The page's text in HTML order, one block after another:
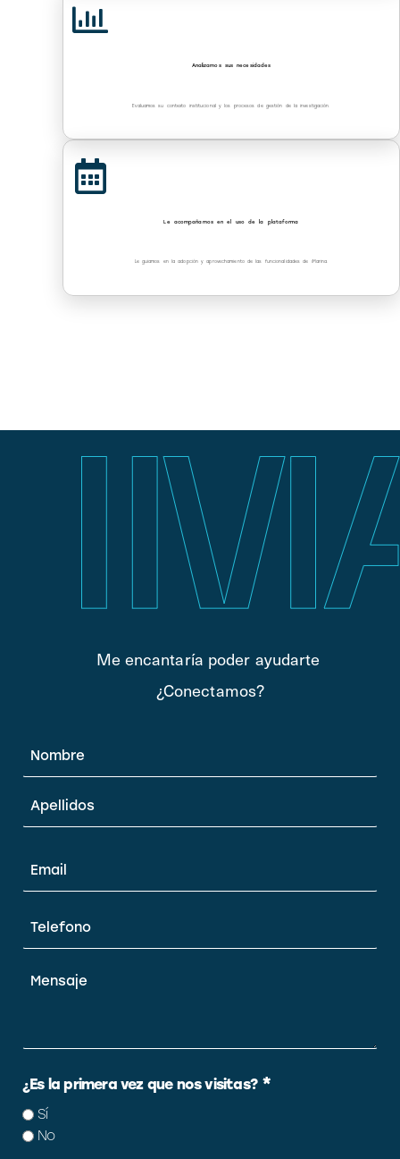
Analizamos sus necesidades
Evaluamos su contexto institucional y los procesos de gestión de la investigación.
Le acompañamos en el uso de la plataforma
Le guiamos en la adopción y aprovechamiento de las funcionalidades de iMarina.
Me encantaría poder ayudarte
¿Conectamos?
*
*
¿Es la primera vez que nos visitas? *
Sí
No